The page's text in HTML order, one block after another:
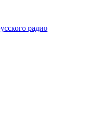
радио